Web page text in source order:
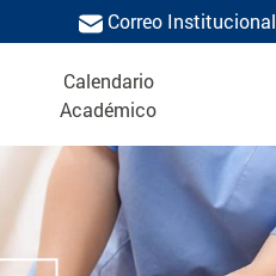
Correo Institucional
Calendario
Académico